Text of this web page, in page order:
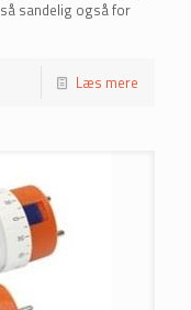
sandelig også for
Læs mere